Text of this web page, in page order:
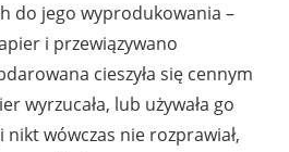
do jego wyprodukowania –
i przewiązywano
cieszyła się cennym
wyrzucała, lub używała go
wówczas nie rozprawiał,